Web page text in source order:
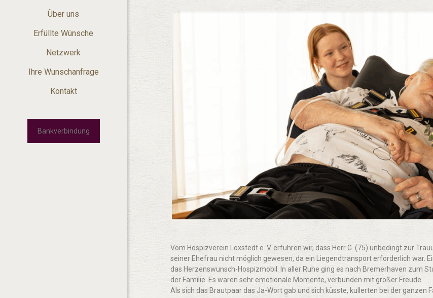
Über uns
Erfüllte Wünsche
Netzwerk
Ihre Wunschanfrage
Kontakt
Bankverbindung
Vom Hospizverein Loxstedt e. V. erfuhren wir, dass Herr G. (75) unbedingt zur
seiner Ehefrau nicht möglich gewesen, da ein Liegendtransport erforderlich war.
das Herzenswunsch-Hospizmobil. In aller Ruhe ging es nach Bremerhaven zum
der Familie. Es waren sehr emotionale Momente, verbunden mit großer Freude.
Als sich das Brautpaar das Ja-Wort gab und sich küsste, kullerten bei der ganzen